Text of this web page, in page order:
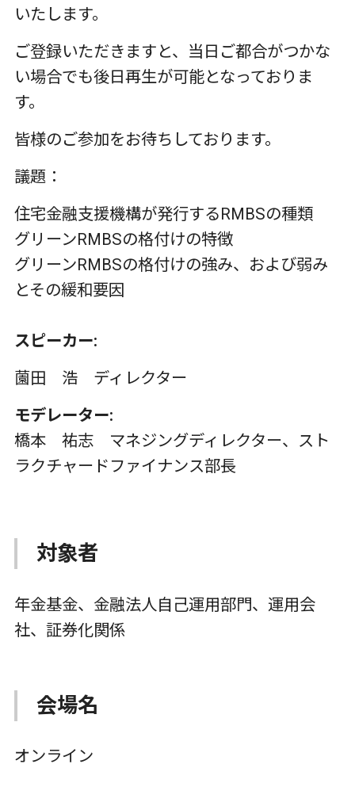
いたします。
‌ご登録いただきますと、当日ご都合がつかな
い場合でも後日再生が可能となっておりま
す。
皆様のご参加をお待ちしております。
‌議題：
住宅金融支援機構が発行するRMBSの種類
グリーンRMBSの格付けの特徴
グリーンRMBSの格付けの強み、および弱み
とその緩和要因
スピーカー:
薗田 浩 ディレクター
モデレーター:
橋本 祐志 マネジングディレクター、スト
ラクチャードファイナンス部長
対象者
年金基金、金融法人自己運用部門、運用会
社、証券化関係
会場名
オンライン